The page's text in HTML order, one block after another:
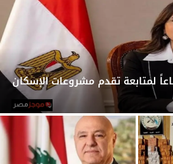
لمتابعة تقدم مشروعات الإسكان